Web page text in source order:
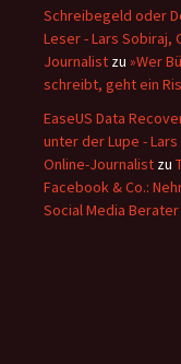
Schreibegeld oder
Leser - Lars Sobiraj,
Journalist zu »Wer
schreibt, geht ein
EaseUS Data
unter der Lupe -
Online-Journalist zu
Facebook & Co.:
Social Media